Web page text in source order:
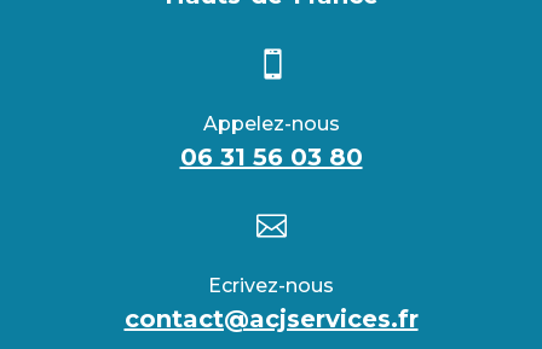

Appelez-nous
06 31 56 03 80

Ecrivez-nous
contact@acjservices.fr